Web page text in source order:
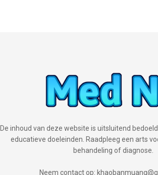
De inhoud van deze website is uitsluitend
educatieve doeleinden. Raadpleeg een arts
behandeling of diagnose.
Neem contact op: